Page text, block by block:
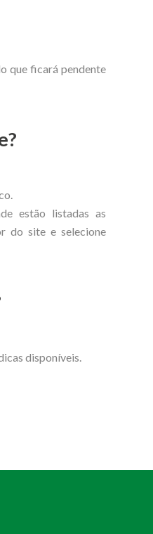
que ficará pendente
estão listadas as
do site e selecione
disponíveis.